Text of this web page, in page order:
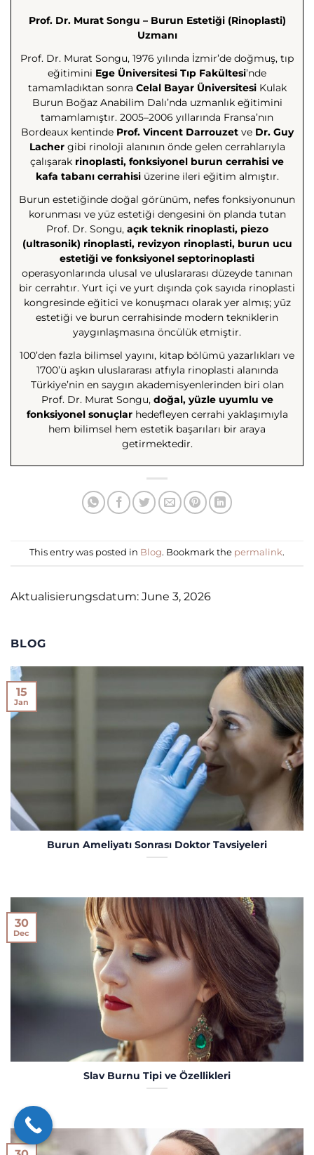
Prof. Dr. Murat Songu – Burun Estetiği (Rinoplasti)
Uzmanı
Prof. Dr. Murat Songu, 1976 yılında İzmir’de doğmuş, tıp
eğitimini Ege Üniversitesi Tıp Fakültesi’nde
tamamladıktan sonra Celal Bayar ÜniversitesiKulak
Burun Boğaz Anabilim Dalı’nda uzmanlık eğitimini
tamamlamıştır. 2005–2006 yıllarında Fransa’nın
Bordeaux kentinde Prof. Vincent Darrouzetve Dr. Guy
Lachergibi rinoloji alanının önde gelen cerrahlarıyla
çalışarak rinoplasti, fonksiyonel burun cerrahisi ve
kafa tabanı cerrahisiüzerine ileri eğitim almıştır.
Burun estetiğinde doğal görünüm, nefes fonksiyonunun
korunması ve yüz estetiği dengesini ön planda tutan
Prof. Dr. Songu,açık teknik rinoplasti, piezo
(ultrasonik) rinoplasti, revizyon rinoplasti, burun ucu
estetiği ve fonksiyonel septorinoplasti
operasyonlarında ulusal ve uluslararası düzeyde tanınan
bir cerrahtır. Yurt içi ve yurt dışında çok sayıda rinoplasti
kongresinde eğitici ve konuşmacı olarak yer almış; yüz
estetiği ve burun cerrahisinde modern tekniklerin
yaygınlaşmasına öncülük etmiştir.
100’den fazla bilimsel yayını, kitap bölümü yazarlıkları ve
1700’ü aşkın uluslararası atfıyla rinoplasti alanında
Türkiye’nin en saygın akademisyenlerinden biri olan
Prof. Dr. Murat Songu, doğal, yüzle uyumlu ve
fonksiyonel sonuçlarhedefleyen cerrahi yaklaşımıyla
hem bilimsel hem estetik başarıları bir araya
getirmektedir.
This entry was posted in Blog. Bookmark the permalink.
Aktualisierungsdatum: June 3, 2026
BLOG
Burun Ameliyatı Sonrası Doktor Tavsiyeleri
15
Jan
Slav Burnu Tipi ve Özellikleri
30
Dec